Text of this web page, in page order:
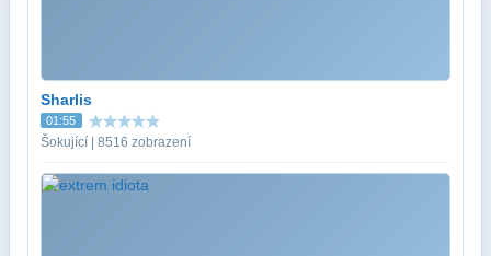
Sharlis
01:55
Šokující | 8516 zobrazení